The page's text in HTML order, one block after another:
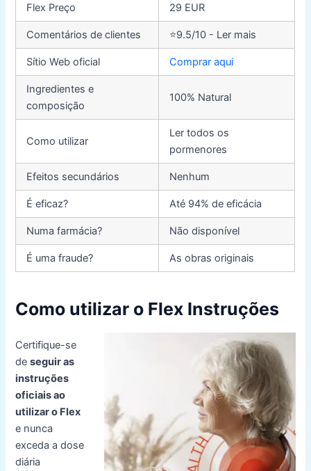
Flex Preço 29 EUR
Comentários de clientes ⭐9.5/10 - Ler mais
Sítio Web oficial Comprar aqui
Ingredientes e
composição
100% Natural
Como utilizar
Ler todos os
pormenores
Efeitos secundários Nenhum
É eficaz? Até 94% de eficácia
Numa farmácia? Não disponível
É uma fraude? As obras originais
Como utilizar o Flex Instruções
Certifique-se
deseguir as
instruções
oficiais ao
utilizar o Flex
e nunca
exceda a dose
diária